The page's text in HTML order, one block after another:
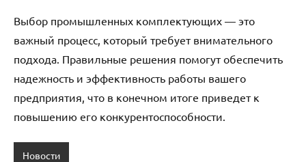
Выбор промышленных комплектующих — это
важный процесс, который требует внимательного
подхода. Правильные решения помогут обеспечить
надежность и эффективность работы вашего
предприятия, что в конечном итоге приведет к
повышению его конкурентоспособности.
Новости